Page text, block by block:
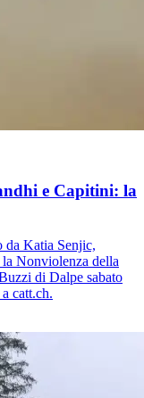
e Capitini: la
da Katia Senjic,
Nonviolenza della
di Dalpe sabato
catt.ch.